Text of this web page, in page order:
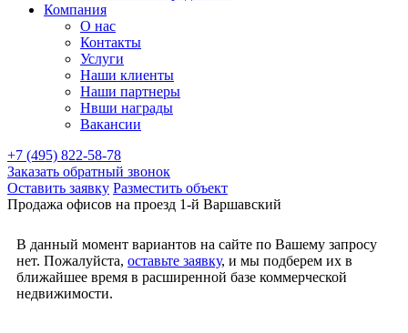
Компания
О нас
Контакты
Услуги
Наши клиенты
Наши партнеры
Нвши награды
Вакансии
+7 (495) 822-58-78
Заказать обратный звонок
Оставить заявку Разместить объект
Продажа офисов на проезд 1-й Варшавский
В данный момент вариантов на сайте по Вашему запросу
нет. Пожалуйста, оставьте заявку, и мы подберем их в
ближайшее время в расширенной базе коммерческой
недвижимости.